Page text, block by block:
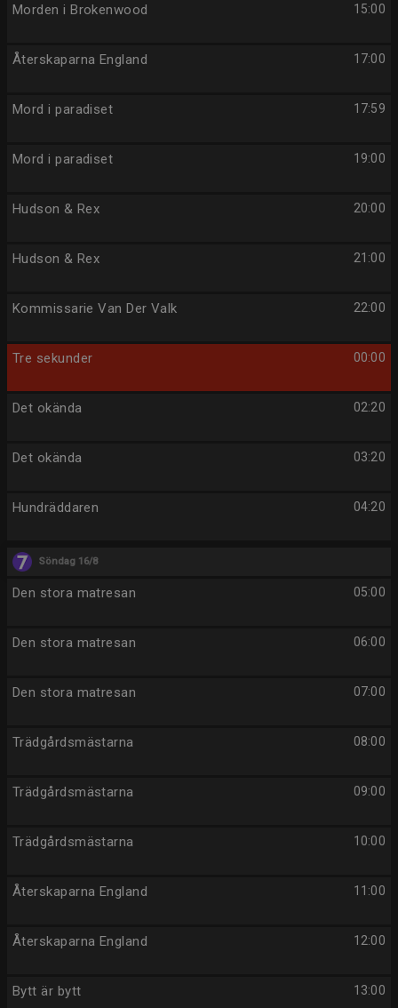
15:00
Morden i Brokenwood
17:00
Återskaparna England
17:59
Mord i paradiset
19:00
Mord i paradiset
20:00
Hudson & Rex
21:00
Hudson & Rex
22:00
Kommissarie Van Der Valk
00:00
Tre sekunder
02:20
Det okända
03:20
Det okända
04:20
Hundräddaren
Söndag 16/8
05:00
Den stora matresan
06:00
Den stora matresan
07:00
Den stora matresan
08:00
Trädgårdsmästarna
09:00
Trädgårdsmästarna
10:00
Trädgårdsmästarna
11:00
Återskaparna England
12:00
Återskaparna England
13:00
Bytt är bytt